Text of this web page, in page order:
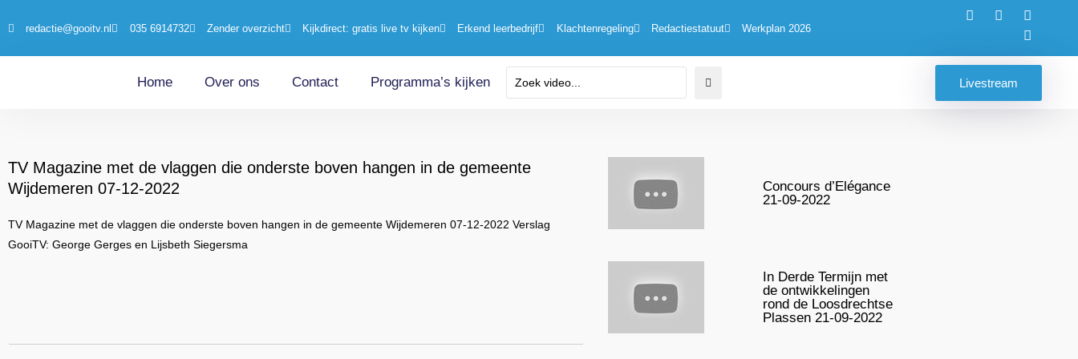
redactie@gooitv.nl 035 6914732 Zender overzicht Kijkdirect: gratis live tv kijken Erkend leerbedrijf Klachtenregeling Redactiestatuut Werkplan 2026
Home Over ons Contact Programma’s kijken Livestream
TV Magazine met de vlaggen die onderste boven hangen in de gemeente
Wijdemeren 07-12-2022
TV Magazine met de vlaggen die onderste boven hangen in de gemeente Wijdemeren 07-12-2022 Verslag
GooiTV: George Gerges en Lijsbeth Siegersma
Concours d’Elégance
21-09-2022
In Derde Termijn met
de ontwikkelingen
rond de Loosdrechtse
Plassen 21-09-2022